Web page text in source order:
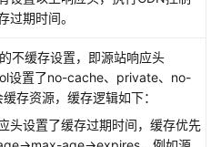
过期时间。
不缓存设置，即源站响应头
设置了no-cache、private、no-
存资源，缓存逻辑如下：
头设置了缓存过期时间，缓存优先